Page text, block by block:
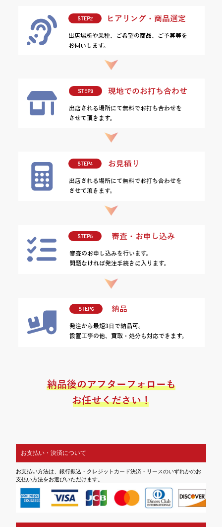
お支払い・決済について
お支払い方法は、銀行振込・クレジットカード決済・リースのいずれかのお
支払い方法をお選びいただけます。